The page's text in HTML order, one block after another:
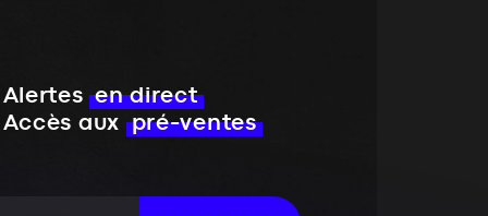
Alertes en direct
Accès aux pré-ventes